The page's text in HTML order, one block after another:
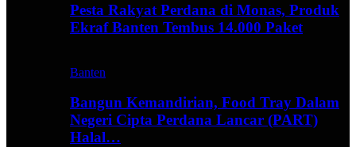
Pesta Rakyat Perdana di Monas, Produk
Ekraf Banten Tembus 14.000 Paket
Banten
Bangun Kemandirian, Food Tray Dalam
Negeri Cipta Perdana Lancar (PART)
Halal…